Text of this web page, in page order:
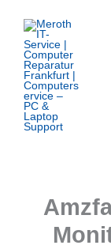
Inhalt
springen